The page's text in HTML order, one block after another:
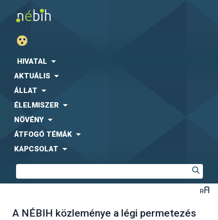
HIVATAL
AKTUÁLIS
ÁLLAT
ÉLELMISZER
NÖVÉNY
ÁTFOGÓ TÉMÁK
KAPCSOLAT
A NÉBIH közleménye a légi permetezés